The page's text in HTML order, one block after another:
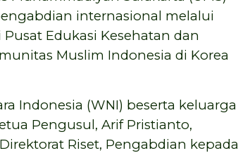
internasional melalui
Edukasi Kesehatan dan
Muslim Indonesia di Korea
Indonesia (WNI) beserta keluarga
Pengusul, Arif Pristianto,
Riset, Pengabdian kepada